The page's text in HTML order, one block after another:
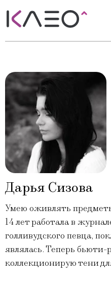
Дарья Сизова
Умею оживлять
14 лет работала в
голливудского певца,
являлась. Теперь
коллекционирую тени